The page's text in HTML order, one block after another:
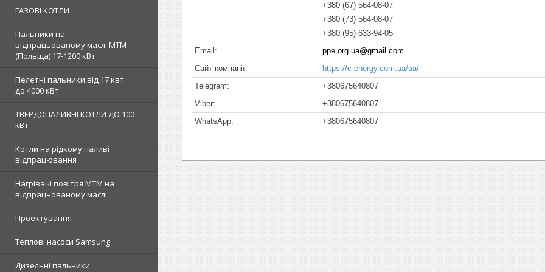
ГАЗОВІ КОТЛИ
Пальники на
відпрацьованому маслі MTM
(Польща) 17-1200 кВт
Пелетні пальники від 17 квт
до 4000 кВт
ТВЕРДОПАЛИВНІ КОТЛИ ДО 100
кВт
Котли на рідкому паливі
відпрацювання
Нагрівачі повітря MTM на
відпрацьованому маслі
Проектування
Теплові насоси Samsung
Дизельні пальники
+380 (67) 564-08-07
+380 (73) 564-08-07
+380 (95) 633-94-05
ppe.org.ua@gmail.com
https://c-energy.com.ua/ua/
+380675640807
+380675640807
+380675640807